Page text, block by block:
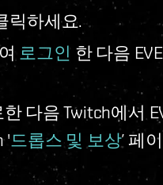
릭하세요.
로그인 한 다음
다음 Twitch에서
' 드롭스 및 보상’ 페